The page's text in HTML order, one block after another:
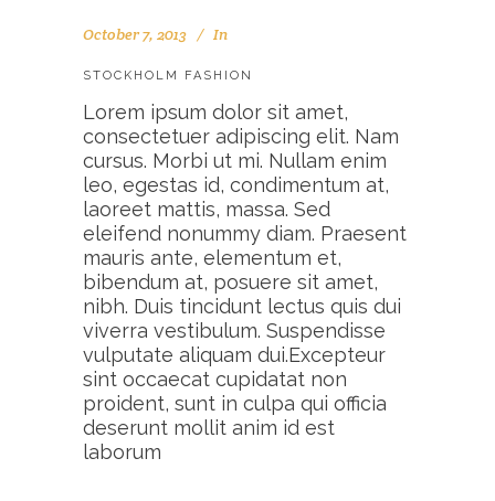
October 7, 2013 In
STOCKHOLM FASHION
Lorem ipsum dolor sit amet,
consectetuer adipiscing elit. Nam
cursus. Morbi ut mi. Nullam enim
leo, egestas id, condimentum at,
laoreet mattis, massa. Sed
eleifend nonummy diam. Praesent
mauris ante, elementum et,
bibendum at, posuere sit amet,
nibh. Duis tincidunt lectus quis dui
viverra vestibulum. Suspendisse
vulputate aliquam dui.Excepteur
sint occaecat cupidatat non
proident, sunt in culpa qui officia
deserunt mollit anim id est
laborum